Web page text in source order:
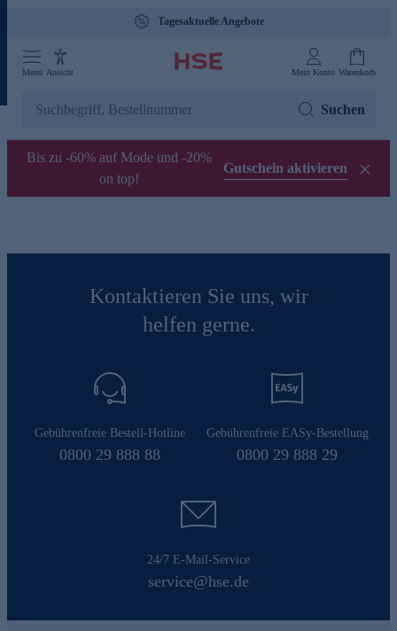
Tagesaktuelle Angebote
Menü Ansicht Mein Konto Warenkorb
Suchen
Bis zu -60% auf Mode und -20%
on top!
Gutschein aktivieren
Kontaktieren Sie uns, wir
helfen gerne.
Gebührenfreie Bestell-Hotline
0800 29 888 88
Gebührenfreie EASy-Bestellung
0800 29 888 29
24/7 E-Mail-Service
service@hse.de